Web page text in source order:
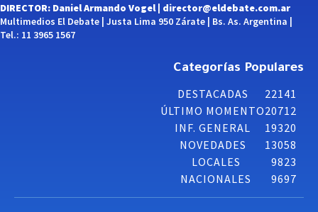
DIRECTOR: Daniel Armando Vogel | director@eldebate.com.ar
Multimedios El Debate | Justa Lima 950 Zárate | Bs. As. Argentina |
Tel.: 11 3965 1567
Categorías Populares
DESTACADAS
22141
ÚLTIMO MOMENTO20712
INF. GENERAL
19320
NOVEDADES
13058
LOCALES
9823
NACIONALES
9697